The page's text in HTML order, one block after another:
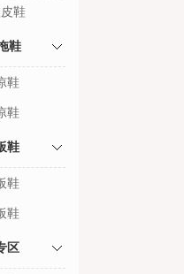
鞋
鞋
鞋
鞋
鞋
鞋
鞋
区